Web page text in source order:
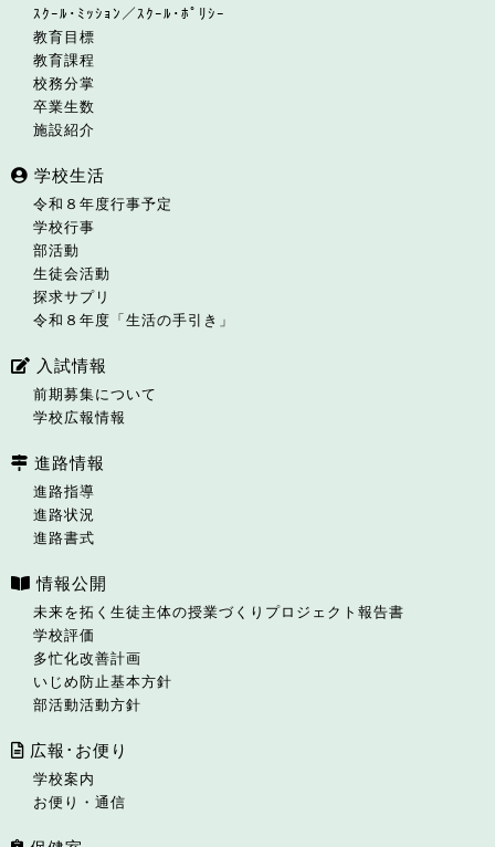
ｽｸｰﾙ･ﾐｯｼｮﾝ／ｽｸｰﾙ･ﾎﾟﾘｼｰ
教育目標
教育課程
校務分掌
卒業生数
施設紹介
学校生活
令和８年度行事予定
学校行事
部活動
生徒会活動
探求サプリ
令和８年度「生活の手引き」
入試情報
前期募集について
学校広報情報
進路情報
進路指導
進路状況
進路書式
情報公開
未来を拓く生徒主体の授業づくりプロジェクト報告書
学校評価
多忙化改善計画
いじめ防止基本方針
部活動活動方針
広報･お便り
学校案内
お便り・通信